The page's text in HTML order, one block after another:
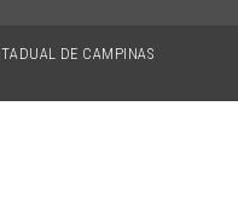
DE CAMPINAS